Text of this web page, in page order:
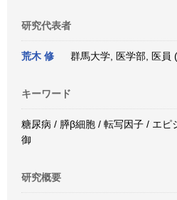
研究代表者
荒木 修 群馬大学, 医学部, 医員
キーワード
糖尿病 / 膵β細胞 / 転写因子 / エピ
御
研究概要